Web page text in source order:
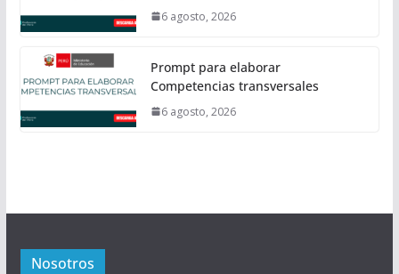
6 agosto, 2026
Prompt para elaborar
Competencias transversales
6 agosto, 2026
Nosotros